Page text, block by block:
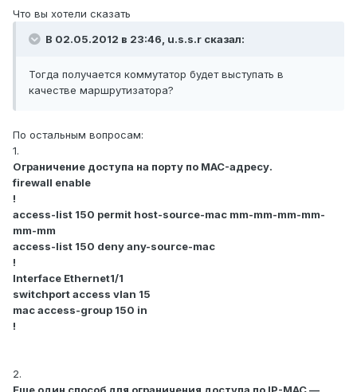
Что вы хотели сказать
В 02.05.2012 в 23:46, u.s.s.r сказал:
Тогда получается коммутатор будет выступать в
качестве маршрутизатора?
По остальным вопросам:
1.
Ограничение доступа на порту по MAC-адресу.
firewall enable
!
access-list 150 permit host-source-mac mm-mm-mm-mm-
mm-mm
access-list 150 deny any-source-mac
!
Interface Ethernet1/1
switchport access vlan 15
mac access-group 150 in
!
2.